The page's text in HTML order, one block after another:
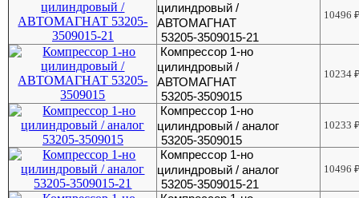
цилиндровый /
АВТОМАГНАТ
53205-3509015-21
10496
Компрессор 1-но
цилиндровый /
АВТОМАГНАТ
53205-3509015
10234
Компрессор 1-но
цилиндровый / аналог
53205-3509015
10233
Компрессор 1-но
цилиндровый / аналог
53205-3509015-21
10496